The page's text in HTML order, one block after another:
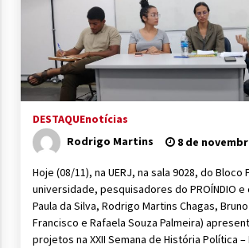
DESTAQUEnotícias
Rodrigo Martins
8 de
Hoje (08/11), na UERJ, na sala 9028, do Bloco
universidade, pesquisadores do PROÍNDIO e
Paula da Silva, Rodrigo Martins Chagas,
Francisco e Rafaela Souza Palmeira)
projetos na XXII Semana de História Política –